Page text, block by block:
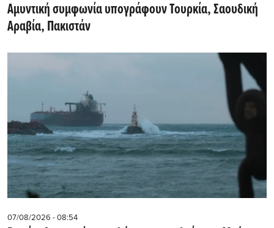
Αμυντική συμφωνία υπογράφουν Τουρκία, Σαουδική
Αραβία, Πακιστάν
07/08/2026 - 08:54